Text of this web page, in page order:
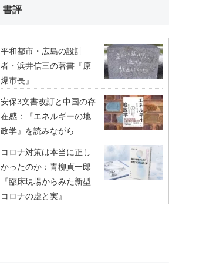
書評
平和都市・広島の設計
者・浜井信三の著書『原
爆市長』
安保3文書改訂と中国の存
在感：『エネルギーの地
政学』を読みながら
コロナ対策は本当に正し
かったのか：青柳貞一郎
『臨床現場からみた新型
コロナの虚と実』